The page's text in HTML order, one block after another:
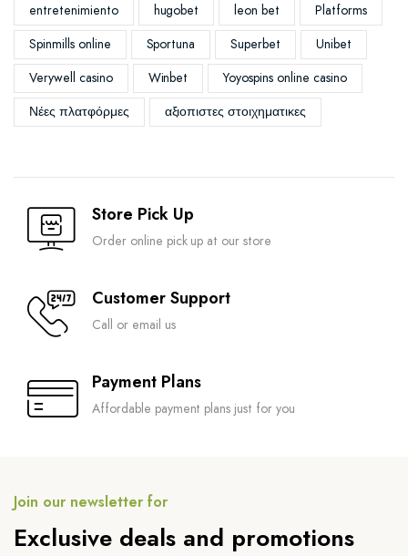
entretenimiento
hugobet leon bet
Platforms
Spinmills online
Sportuna Superbet
Unibet
Verywell casino
Winbet
Yoyospins online casino
Νέες πλατφόρμες
αξιοπιστες στοιχηματικες
Store Pick Up
Order online pick up at our store
Customer Support
Call or email us
Payment Plans
Affordable payment plans just for you
Join our newsletter for
Exclusive deals and promotions